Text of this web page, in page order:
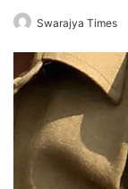
Swarajya Times